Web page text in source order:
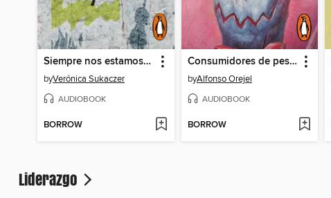
Siempre nos estamos yendo
byVerónica Sukaczer
AUDIOBOOK
BORROW
Consumidores de pesadillas
byAlfonso Orejel
AUDIOBOOK
BORROW
Liderazgo